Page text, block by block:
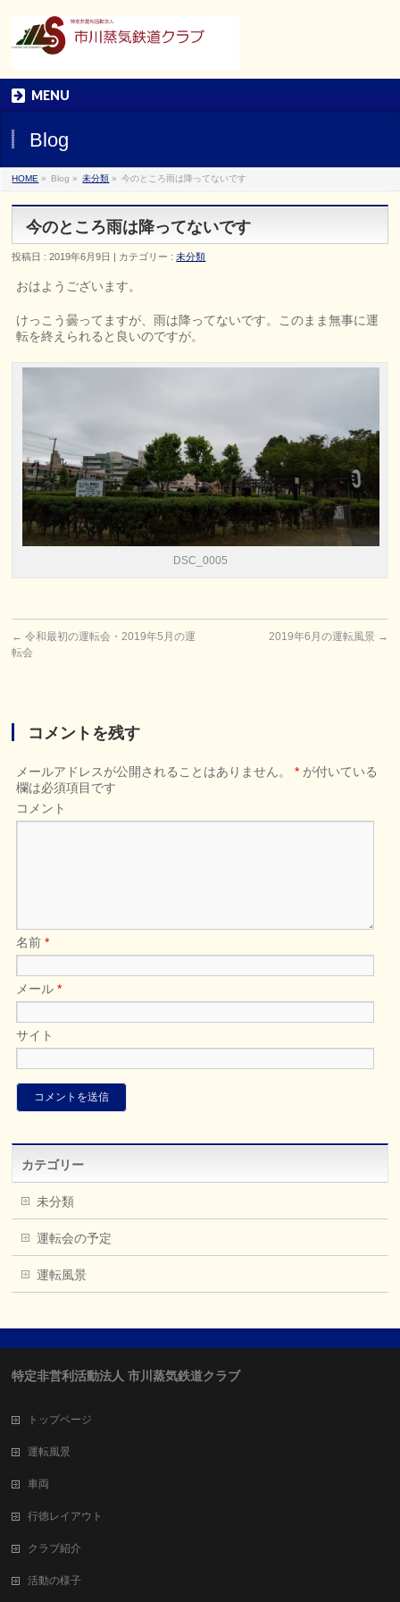
MENU
Blog
HOME » Blog » 未分類 » 今のところ雨は降ってないです
今のところ雨は降ってないです
投稿日 : 2019年6月9日 | カテゴリー :未分類
おはようございます。
けっこう曇ってますが、雨は降ってないです。このまま無事に運
転を終えられると良いのですが。
DSC_0005
← 令和最初の運転会・2019年5月の運
転会
2019年6月の運転風景 →
コメントを残す
メールアドレスが公開されることはありません。 * が付いている
欄は必須項目です
コメント
名前*
メール*
サイト
カテゴリー
未分類
運転会の予定
運転風景
特定非営利活動法人 市川蒸気鉄道クラブ
トップページ
運転風景
車両
行徳レイアウト
クラブ紹介
活動の様子